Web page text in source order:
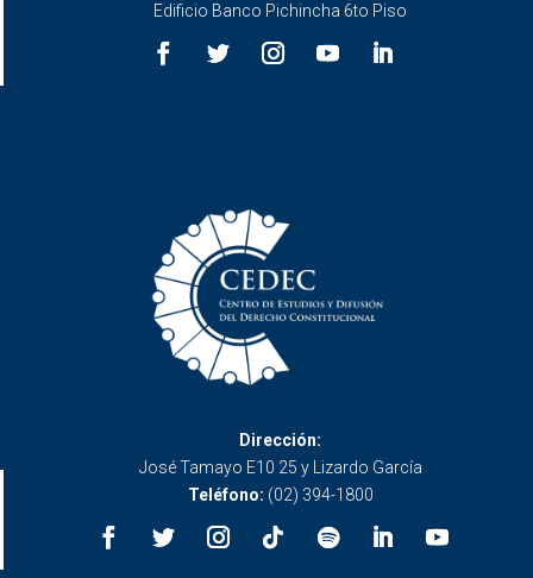
Edificio Banco Pichincha 6to Piso
Dirección:
José Tamayo E10 25 y Lizardo García
Teléfono: (02) 394-1800